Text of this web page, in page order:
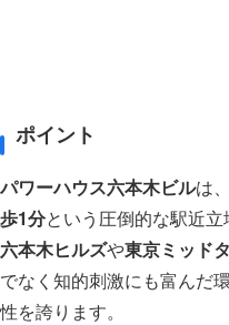
ポイント
パワーハウス六本木ビルは
歩1分という圧倒的な駅近
六本木ヒルズや東京ミッド
でなく知的刺激にも富んだ
性を誇ります。